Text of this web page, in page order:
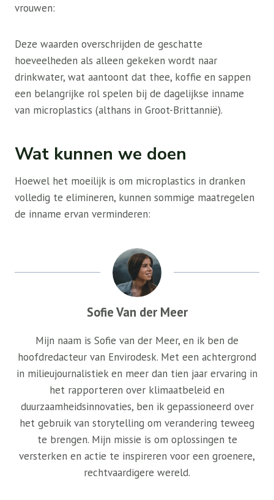
vrouwen:
Deze waarden overschrijden de geschatte
hoeveelheden als alleen gekeken wordt naar
drinkwater, wat aantoont dat thee, koffie en sappen
een belangrijke rol spelen bij de dagelijkse inname
van microplastics (althans in Groot-Brittannië).
Wat kunnen we doen
Hoewel het moeilijk is om microplastics in dranken
volledig te elimineren, kunnen sommige maatregelen
de inname ervan verminderen:
Sofie Van der Meer
Mijn naam is Sofie van der Meer, en ik ben de
hoofdredacteur van Envirodesk. Met een achtergrond
in milieujournalistiek en meer dan tien jaar ervaring in
het rapporteren over klimaatbeleid en
duurzaamheidsinnovaties, ben ik gepassioneerd over
het gebruik van storytelling om verandering teweeg
te brengen. Mijn missie is om oplossingen te
versterken en actie te inspireren voor een groenere,
rechtvaardigere wereld.